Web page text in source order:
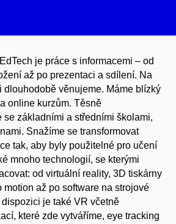
je práce s informacemi – od
až po prezentaci a sdílení. Na
dlouhodobě věnujeme. Máme blízký
online kurzům. Těsně
se základními a středními školami,
Snažíme se transformovat
tak, aby byly použitelné pro učení
mnoho technologií, se kterými
od virtuální reality, 3D tiskárny
motion až po software na strojové
je také VR včetně
které zde vytváříme, eye tracking